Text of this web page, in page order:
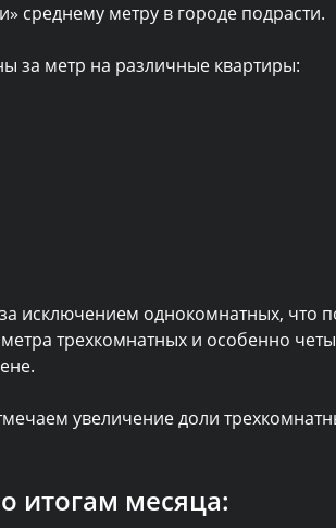
среднему метру в городе подрасти.
за метр на различные квартиры:
исключением однокомнатных, что
трехкомнатных и особенно
увеличение доли
итогам месяца: